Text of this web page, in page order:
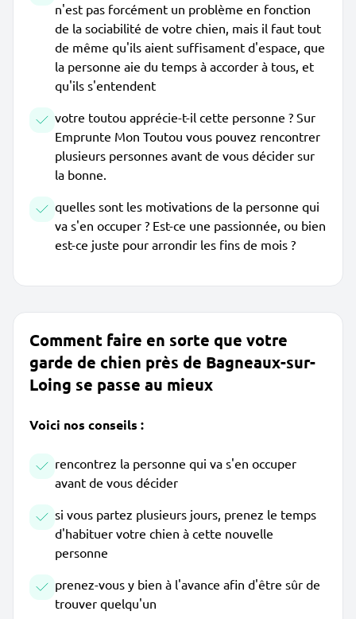
n'est pas forcément un problème en fonction
de la sociabilité de votre chien, mais il faut tout
de même qu'ils aient suffisament d'espace, que
la personne aie du temps à accorder à tous, et
qu'ils s'entendent
votre toutou apprécie-t-il cette personne ? Sur
Emprunte Mon Toutou vous pouvez rencontrer
plusieurs personnes avant de vous décider sur
la bonne.
quelles sont les motivations de la personne qui
va s'en occuper ? Est-ce une passionnée, ou bien
est-ce juste pour arrondir les fins de mois ?
Comment faire en sorte que votre
garde de chien près de Bagneaux-sur-
Loing se passe au mieux
Voici nos conseils :
rencontrez la personne qui va s'en occuper
avant de vous décider
si vous partez plusieurs jours, prenez le temps
d'habituer votre chien à cette nouvelle
personne
prenez-vous y bien à l'avance afin d'être sûr de
trouver quelqu'un